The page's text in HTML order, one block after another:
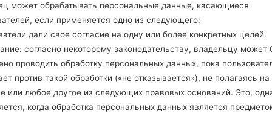
1.9GHz Cortex -A15, 1.3GHz
Восьмиядерный
3GB
32GB
microSD, до 256 GB
Сеть и данные
Микро SIM
GSM 850/900/1800/1900MHz
может обрабатывать персональные данные, касающиеся
если применяется одно из следующего:
дали свое согласие на одну или более конкретных целей.
согласно некоторому законодательству, владельцу может
проводить обработку персональных данных, пока
против такой обработки («не отказывается»), не полагаясь на
или любое другое из следующих правовых оснований. Это,
когда обработка персональных данных является